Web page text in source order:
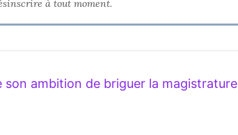
à tout moment.
ambition de briguer la magistrature